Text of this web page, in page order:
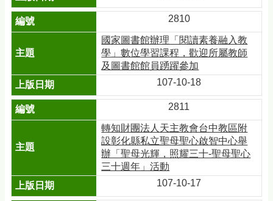
2810
國家圖書館辦理「閱讀素養融入教
學」數位學習課程，歡迎所屬教師
及圖書館館員踴躍參加
107-10-18
2811
轉知財團法人天主教會台中教區附
設彰化縣私立聖母聖心啟智中心舉
辦「聖母光輝，照耀三十-聖母聖心
三十週年」活動
107-10-17